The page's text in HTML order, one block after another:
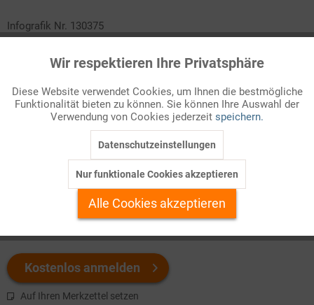
Infografik Nr. 130375
Das Grundrecht auf Asyl ist im Grundgesetz verankert. Per
Gesetz soll unberechtigten Asylanträgen aber ein Riegel
vorgeschoben werden. Was bedeutet das für Menschen, die aus
"sicheren Drittstaaten" oder "sicheren Herkunftsstaaten"
einreisen?
Welchen Download brauchen Sie?
s/w-Version
Kostenlos anmelden
Auf Ihren Merkzettel setzen
Funktionale Aktiv
Marketing Inaktiv
Personalisierung Inaktiv
Service
Wir respektieren Ihre Privatsphäre
Diese Website verwendet Cookies, um Ihnen die bestmögliche
Funktionalität bieten zu können. Sie können Ihre Auswahl der
Verwendung von Cookies jederzeit speichern.
Datenschutzeinstellungen
Nur funktionale Cookies akzeptieren
Alle Cookies akzeptieren